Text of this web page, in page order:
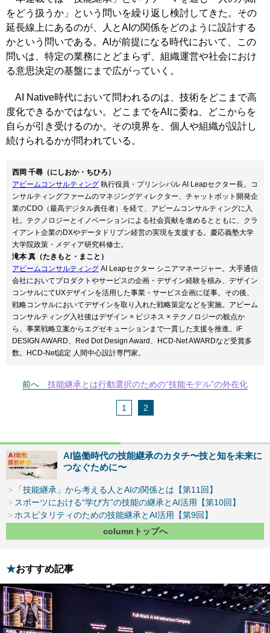
をどう扱うか」という問いを繰り返し検討してきた。その
延長線上にあるのが、人とAIの関係をどのように設計する
かという問いである。AIが前提になる時代において、この
問いは、特定の業務にとどまらず、組織運営や社会におけ
る意思決定の基盤にまで広がっていく。
AI Native時代において問われるのは、技術をどこまで高
度化できるかではない。どこまでをAIに委ね、どこからを
自らが引き受けるのか。その境界を、個人や組織が設計し
続けられるかが問われている。
西岡 千尋（にしおか・ちひろ）
アビームコンサルティング 執行役員・プリンシパル AI Leapセクター長。コ
ンサルティングファームのマネジングディレクター、チャットボット開発企
業のCDO（最高デジタル責任者）を経て、アビームコンサルティングに入
社。テクノロジーとイノベーションによる社会貢献を進めるとともに、クラ
イアント企業のDXやデータドリブン経営の実現を支援する。慶応義塾大学
大学院政策・メディア研究科修士。
滝本 真（たきもと・まこと）
アビームコンサルティング AI Leapセクター シニアマネージャー。大手通信
会社においてプロダクトやサービスの企画・デザイン経験を積み、デザイン
コンサルにてUXデザインを活用した事業・サービス企画に従事。その後、
戦略コンサルにおいてデザインを取り入れた戦略策定などを実施。アビーム
コンサルティング入社後はデザイン × ビジネス × テクノロジーの観点か
ら、事業戦略立案からエグゼキューションまで一貫した支援を推進。iF
DESIGN AWARD、Red Dot Design Award、HCD-Net AWARDなど受賞多
数。HCD-Net認定 人間中心設計専門家。
前へ 技能継承とは行動選択のための“技能モデル”の外在化
1 2
AI協働時代の技能継承のカタチ〜技と知を未来に
つなぐために〜
「技能継承」から考える人とAIの関係とは【第11回】
スポーツにおける“学び方”の技能の継承とAI活用【第10回】
ホスピタリティのための技能継承とAI活用【第9回】
columnトップへ
おすすめ記事